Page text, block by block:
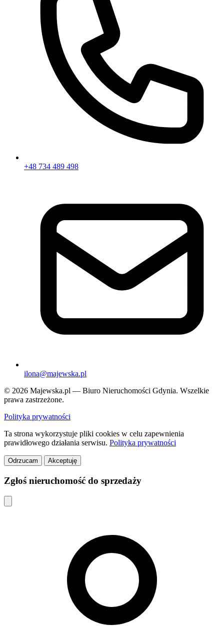
+48 734 489 498
ilona@majewska.pl
© 2026 Majewska.pl — Biuro Nieruchomości Gdynia. Wszelkie
prawa zastrzeżone.
Polityka prywatności
Ta strona wykorzystuje pliki cookies w celu zapewnienia
prawidłowego działania serwisu. Polityka prywatności
Odrzucam Akceptuję
Zgłoś nieruchomość do sprzedaży